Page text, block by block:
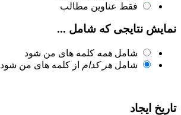
فقط عناوین مطالب
نمایش نتایجی که شامل ...
شامل همه کلمه های من شود
شامل هر کدام از کلمه های من شود
تاریخ ایجاد